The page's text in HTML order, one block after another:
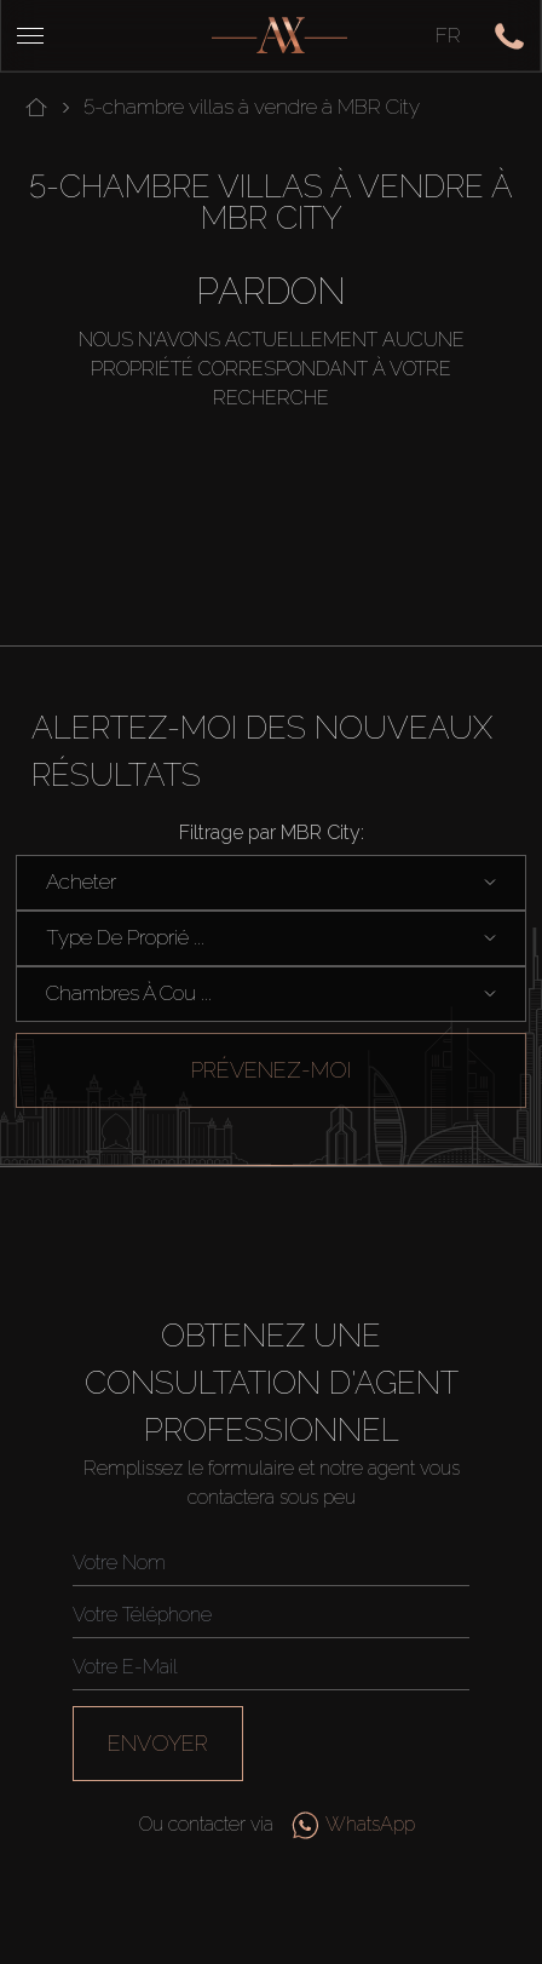
FR
5-chambre villas à vendre à MBR City
5-CHAMBRE VILLAS À VENDRE À
MBR CITY
PARDON
NOUS N'AVONS ACTUELLEMENT AUCUNE
PROPRIÉTÉ CORRESPONDANT À VOTRE
RECHERCHE
ALERTEZ-MOI DES NOUVEAUX
RÉSULTATS
Filtrage par MBR City:
Acheter
Type De Proprié ...
Chambres À Cou ...
PRÉVENEZ-MOI
OBTENEZ UNE
CONSULTATION D'AGENT
PROFESSIONNEL
Remplissez le formulaire et notre agent vous
contactera sous peu
ENVOYER
Ou contacter via WhatsApp